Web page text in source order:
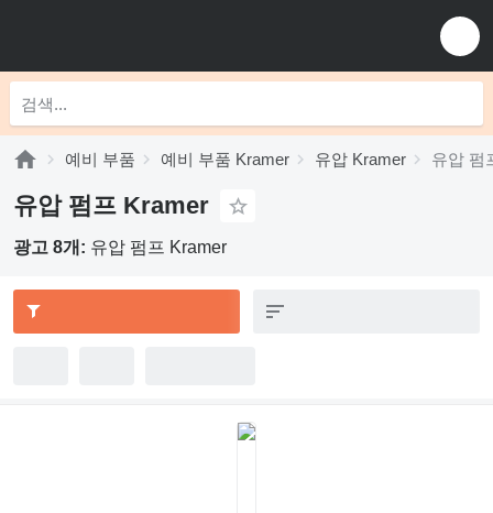
예비 부품 예비 부품 Kramer 유압 Kramer 유압 펌
유압 펌프 Kramer
광고 8개: 유압 펌프 Kramer